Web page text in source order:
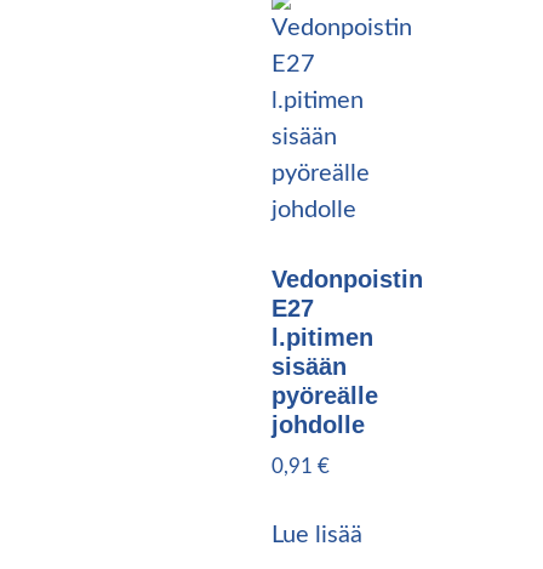
Vedonpoistin
E27
l.pitimen
sisään
pyöreälle
johdolle
0,91 €
Lue lisää